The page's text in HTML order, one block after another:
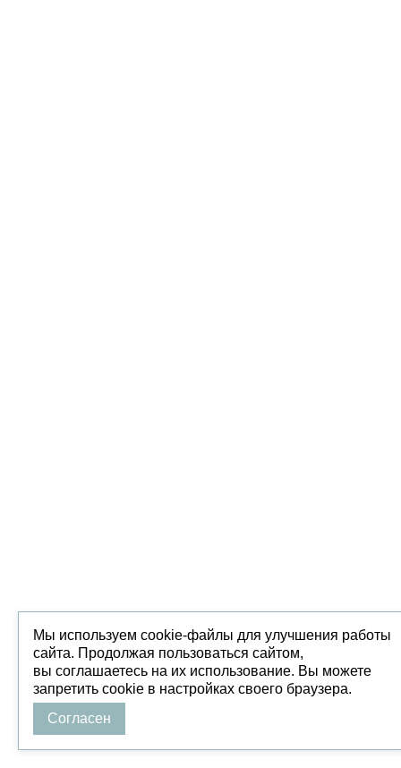
Мы используем cookie-файлы для улучшения работы
сайта. Продолжая пользоваться сайтом,
вы соглашаетесь на их использование. Вы можете
запретить cookie в настройках своего браузера.
Согласен